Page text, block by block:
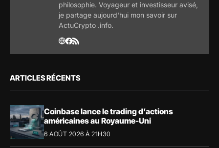
philosophie. Voyageur et investisseur avisé,
je partage aujourd'hui mon savoir sur
ActuCrypto .info.
ARTICLES RÉCENTS
Coinbase lance le trading d’actions
américaines au Royaume-Uni
6 AOÛT 2026 À 21H30